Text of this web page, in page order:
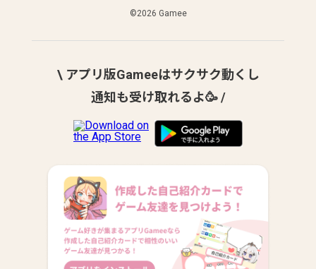
©︎2026 Gamee
\ アプリ版Gameeはサクサク動くし
通知も受け取れるよ🥳 /